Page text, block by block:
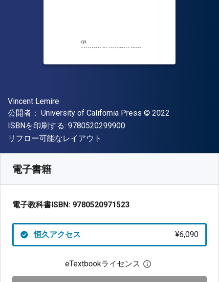
著者
Vincent Lemire
出版社
公開者： University of California Press 著作権
© 2022
ISBNを印刷する: 9780520299900"ISBN-13 9780520299900"
形式
リフロー可能なレイアウト
電子書籍
電子教科書ISBN: 9780520971523
恒久アクセス ¥6,090
eTextbookライセンス デジタルライセン